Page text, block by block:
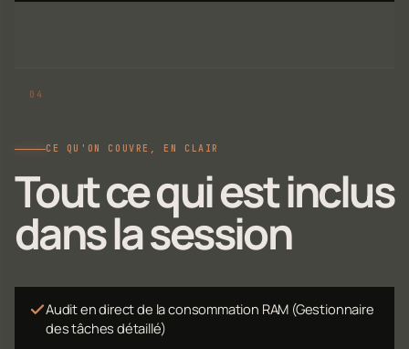
CE QU'ON COUVRE, EN CLAIR
Tout ce qui est inclus
dans la session
Audit en direct de la consommation RAM (Gestionnaire
des tâches détaillé)